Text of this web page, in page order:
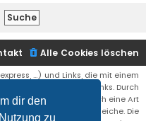
dir den
zu
Alle Cookies löschen
...) und Links, die mit einem
sogenannte Affiliate Links. Durch
Affiliate Link erhälte ich eine Art
bleibt der Preis der gleiche. Die